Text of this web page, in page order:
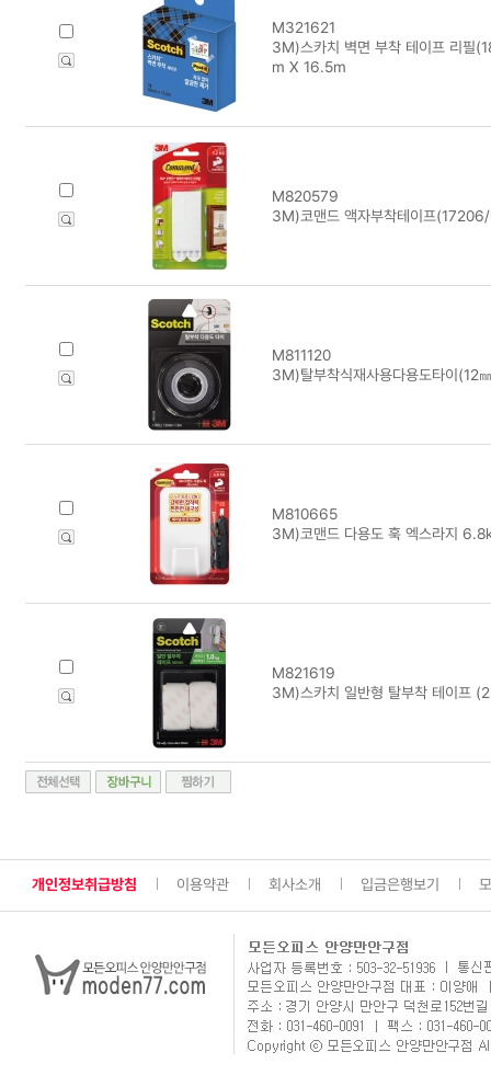
M321621
3M)스카치 벽면 부착 테이프 리
m X 16.5m
M820579
3M)코맨드 액자부착테이프
M811120
3M)탈부착식재사용다용도타이(12
M810665
3M)코맨드 다용도 훅 엑스라지
M821619
3M)스카치 일반형 탈부착 테이프
개인정보취급방침 이용약관 회사소개 입금은행보기